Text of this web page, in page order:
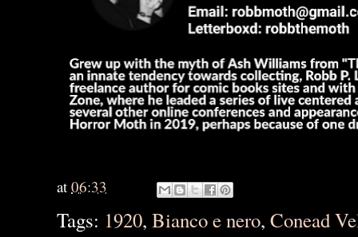
at06:33
Tags: 1920,Bianco e nero,Conead